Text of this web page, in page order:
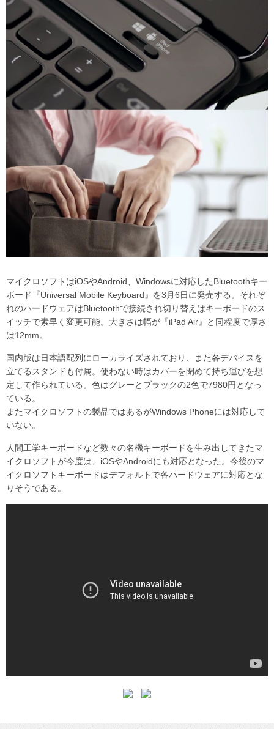
マイクロソフトはiOSやAndroid、Windowsに対応したBluetoothキー
ボード『Universal Mobile Keyboard』を3月6日に発売する。それぞ
れのハードウェアはBluetoothで接続され切り替えはキーボードのス
イッチで素早く変更可能。大きさは幅が『iPad Air』と同程度で厚さ
は12mm。
国内版は日本語配列にローカライズされており、また各デバイスを
立てるスタンドも付属。使わない時はカバーを閉めて持ち運びを想
定して作られている。色はグレーとブラックの2色で7980円となっ
ている。
またマイクロソフトの製品ではあるがWindows Phoneには対応して
いない。
人間工学キーボードなど数々の名機キーボードを生み出してきたマ
イクロソフトが今度は、iOSやAndroidにも対応となった。今後のマ
イクロソフトキーボードはデフォルトで各ハードウェアに対応とな
りそうである。